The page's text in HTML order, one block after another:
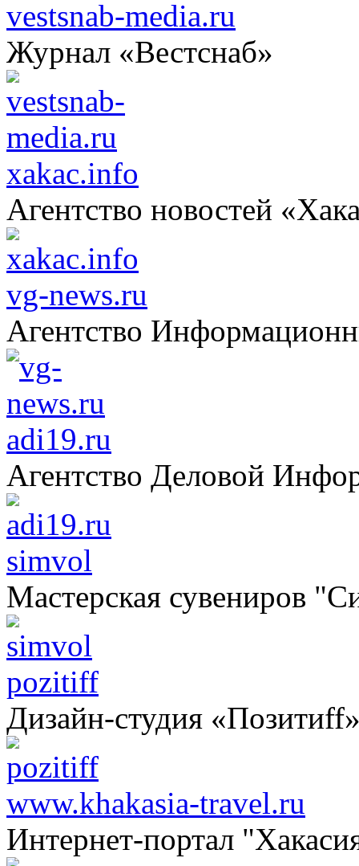
vestsnab-media.ru
Журнал «Вестснаб»
xakac.info
Агентство новостей
vg-news.ru
Агентство
adi19.ru
Агентство Деловой
simvol
Мастерская сувениров
pozitiff
Дизайн-студия
www.khakasia-travel.ru
Интернет-портал